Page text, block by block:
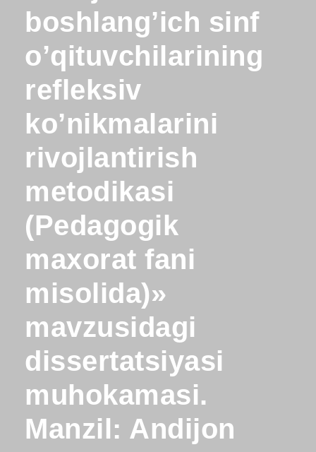
boshlang’ich sinf
o’qituvchilarining
refleksiv
ko’nikmalarini
rivojlantirish
metodikasi
(Pedagogik
maxorat fani
misolida)»
mavzusidagi
dissertatsiyasi
muhokamasi.
Manzil: Andijon